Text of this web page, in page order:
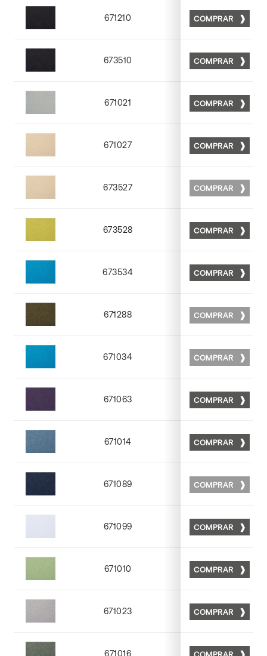
671210
Matt 10
COMPRAR
673510
Matt 10
COMPRAR
671021
Matt 21
COMPRAR
671027
Matt 27
COMPRAR
673527
Matt 27
COMPRAR
673528
Matt 28
COMPRAR
673534
Matt 34
COMPRAR
671288
Matt 88
COMPRAR
671034
Matt 34
COMPRAR
671063
Matt 63
COMPRAR
671014
Matt 14
COMPRAR
671089
Matt 89
COMPRAR
671099
Matt 99
COMPRAR
671010
Matt 10
COMPRAR
671023
Matt 23
COMPRAR
671016 COMPRAR